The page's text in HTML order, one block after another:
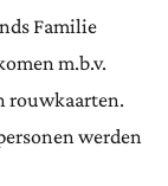
Familie
m.b.v.
rouwkaarten.
werden